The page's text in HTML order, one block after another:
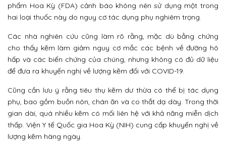
phẩm Hoa Kỳ (FDA) cảnh báo không nên sử dụng một trong
hai loại thuốc này do nguy cơ tác dụng phụ nghiêm trọng.
Các nhà nghiên cứu cũng làm rõ rằng, mặc dù bằng chứng
cho thấy kẽm làm giảm nguy cơ mắc các bệnh về đường hô
hấp và các biến chứng của chúng, nhưng không có đủ dữ liệu
để đưa ra khuyến nghị về lượng kẽm đối với COVID-19.
Cũng cần lưu ý rằng tiêu thụ kẽm dư thừa có thể bị tác dụng
phụ, bao gồm buồn nôn, chán ăn và co thắt dạ dày. Trong thời
gian dài, quá nhiều kẽm có mối liên hệ với khả năng miễn dịch
thấp. Viện Y tế Quốc gia Hoa Kỳ (NIH) cung cấp khuyến nghị về
lượng kẽm hàng ngày.